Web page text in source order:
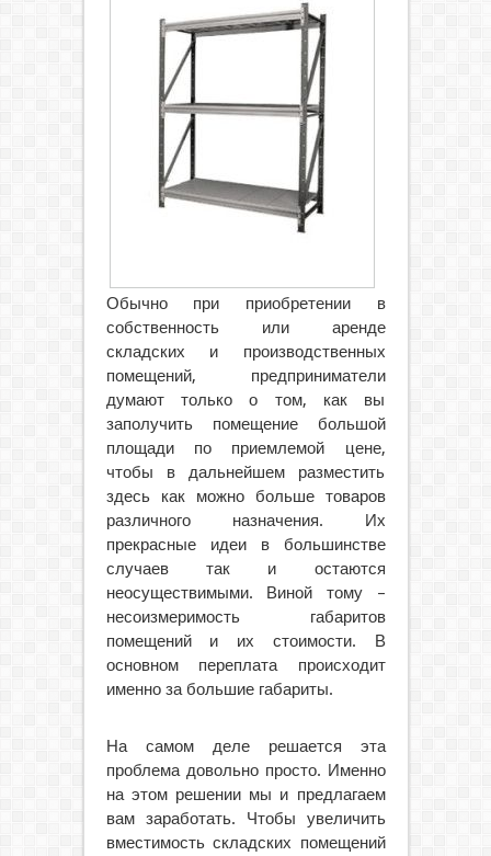
Обычно при приобретении в
собственность или аренде
складских и производственных
помещений, предприниматели
думают только о том, как вы
заполучить помещение большой
площади по приемлемой цене,
чтобы в дальнейшем разместить
здесь как можно больше товаров
различного назначения. Их
прекрасные идеи в большинстве
случаев так и остаются
неосуществимыми. Виной тому –
несоизмеримость габаритов
помещений и их стоимости. В
основном переплата происходит
именно за большие габариты.
На самом деле решается эта
проблема довольно просто. Именно
на этом решении мы и предлагаем
вам заработать. Чтобы увеличить
вместимость складских помещений